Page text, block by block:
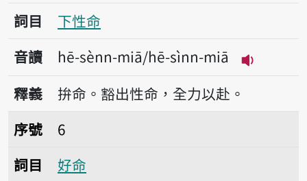
詞目
下性命
音讀
hē-sènn-miā/hē-sìnn-miā
播放音
釋義
拚命。豁出性命，全力以赴。
序號6好命
序號
6
詞目
好命